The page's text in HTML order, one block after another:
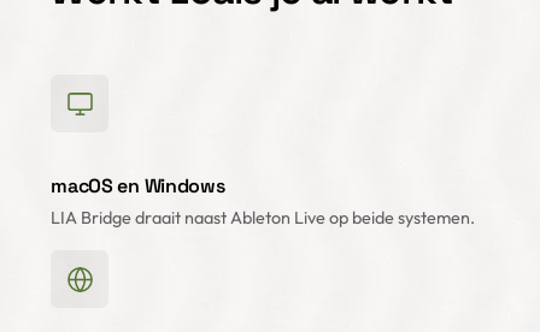
macOS en Windows
LIA Bridge draait naast Ableton Live op beide systemen.